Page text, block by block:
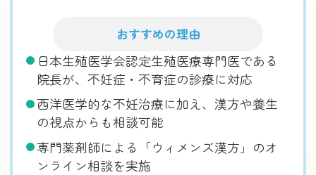
おすすめの理由
日本生殖医学会認定生殖医療専門医である
院長が、不妊症・不育症の診療に対応
西洋医学的な不妊治療に加え、漢方や養生
の視点からも相談可能
専門薬剤師による「ウィメンズ漢方」のオ
ンライン相談を実施